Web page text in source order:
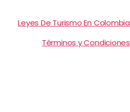
Leyes De Turismo En Colombia
Términos y Condiciones